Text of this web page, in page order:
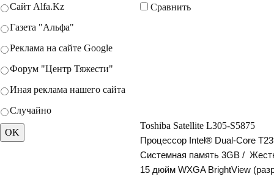
Сайт Alfa.Kz
Газета "Альфа"
Реклама на сайте Google
Форум "Центр Тяжести"
Иная реклама нашего сайта
Случайно
Сравнить
Toshiba Satellite L305-S5875
Процессор Intel® Dual-Core
Системная память 3GB /
15 дюйм WXGA BrightView